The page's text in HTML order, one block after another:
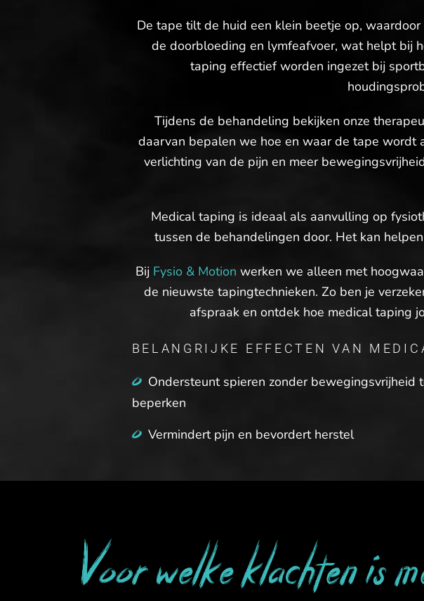
De tape tilt de huid een klein beetje op,
de doorbloeding en lymfeafvoer, wat helpt bij
taping effectief worden ingezet bij
Tijdens de behandeling bekijken onze
daarvan bepalen we hoe en waar de tape wordt
verlichting van de pijn en meer
Medical taping is ideaal als aanvulling op
tussen de behandelingen door. Het kan
Bij Fysio & Motion werken we alleen met
de nieuwste tapingtechnieken. Zo ben je
afspraak en ontdek hoe medical taping
BELANGRIJKE EFFECTEN VAN
Ondersteunt spieren zonder bewegingsvrijheid
beperken
Vermindert pijn en bevordert herstel
Voor welke klachten is